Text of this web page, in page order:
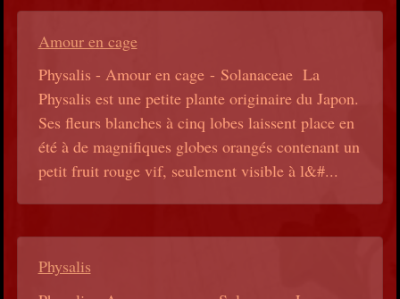
Amour en cage
Physalis - Amour en cage - Solanaceae La
Physalis est une petite plante originaire du Japon.
Ses fleurs blanches à cinq lobes laissent place en
été à de magnifiques globes orangés contenant un
petit fruit rouge vif, seulement visible à l&#...
Physalis